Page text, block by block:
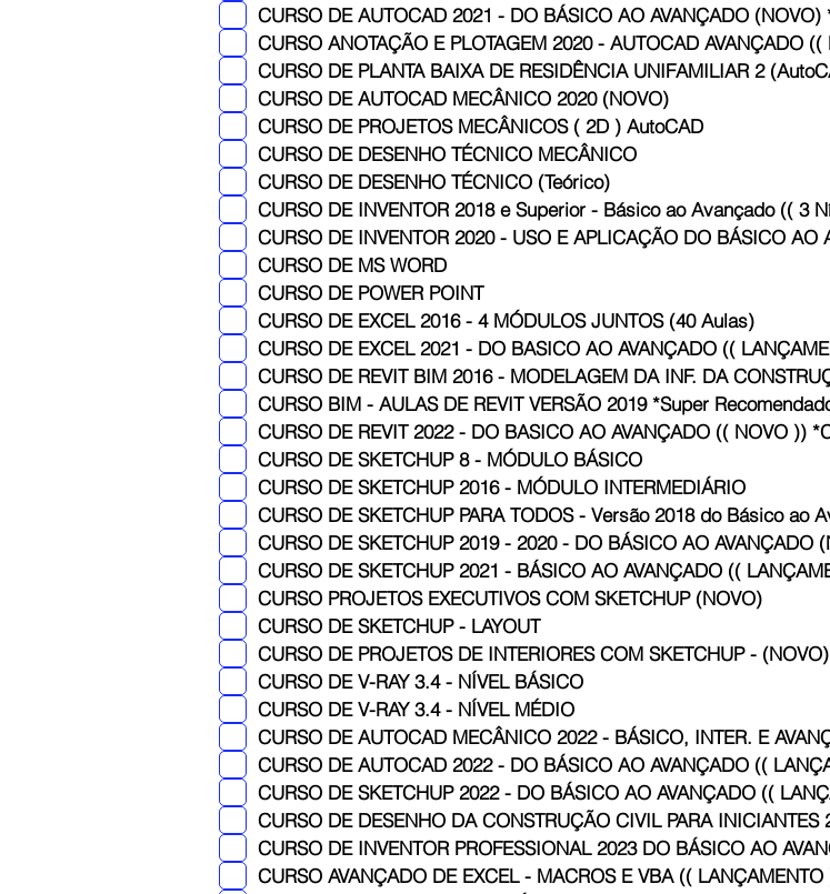
CURSO DE AUTOCAD 2021 - DO BÁSICO AO AVANÇADO
CURSO ANOTAÇÃO E PLOTAGEM 2020 - AUTOCAD
CURSO DE PLANTA BAIXA DE RESIDÊNCIA UNIFAMILIAR 2
CURSO DE AUTOCAD MECÂNICO 2020 (NOVO)
CURSO DE PROJETOS MECÂNICOS ( 2D ) AutoCAD
CURSO DE DESENHO TÉCNICO MECÂNICO
CURSO DE DESENHO TÉCNICO (Teórico)
CURSO DE INVENTOR 2018 e Superior - Básico ao Avançado (( 3
CURSO DE INVENTOR 2020 - USO E APLICAÇÃO DO BÁSICO
CURSO DE MS WORD
CURSO DE POWER POINT
CURSO DE EXCEL 2016 - 4 MÓDULOS JUNTOS (40 Aulas)
CURSO DE EXCEL 2021 - DO BASICO AO AVANÇADO ((
CURSO DE REVIT BIM 2016 - MODELAGEM DA INF. DA
CURSO BIM - AULAS DE REVIT VERSÃO 2019 *Super
CURSO DE REVIT 2022 - DO BASICO AO AVANÇADO (( NOVO ))
CURSO DE SKETCHUP 8 - MÓDULO BÁSICO
CURSO DE SKETCHUP 2016 - MÓDULO INTERMEDIÁRIO
CURSO DE SKETCHUP PARA TODOS - Versão 2018 do Básico ao
CURSO DE SKETCHUP 2019 - 2020 - DO BÁSICO AO AVANÇADO
CURSO DE SKETCHUP 2021 - BÁSICO AO AVANÇADO ((
CURSO PROJETOS EXECUTIVOS COM SKETCHUP (NOVO)
CURSO DE SKETCHUP - LAYOUT
CURSO DE PROJETOS DE INTERIORES COM SKETCHUP - (NOVO)
CURSO DE V-RAY 3.4 - NÍVEL BÁSICO
CURSO DE V-RAY 3.4 - NÍVEL MÉDIO
CURSO DE AUTOCAD MECÂNICO 2022 - BÁSICO, INTER. E
CURSO DE AUTOCAD 2022 - DO BÁSICO AO AVANÇADO ((
CURSO DE SKETCHUP 2022 - DO BÁSICO AO AVANÇADO ((
CURSO DE DESENHO DA CONSTRUÇÃO CIVIL PARA
CURSO DE INVENTOR PROFESSIONAL 2023 DO BÁSICO AO
CURSO AVANÇADO DE EXCEL - MACROS E VBA (( LANÇAMENTO